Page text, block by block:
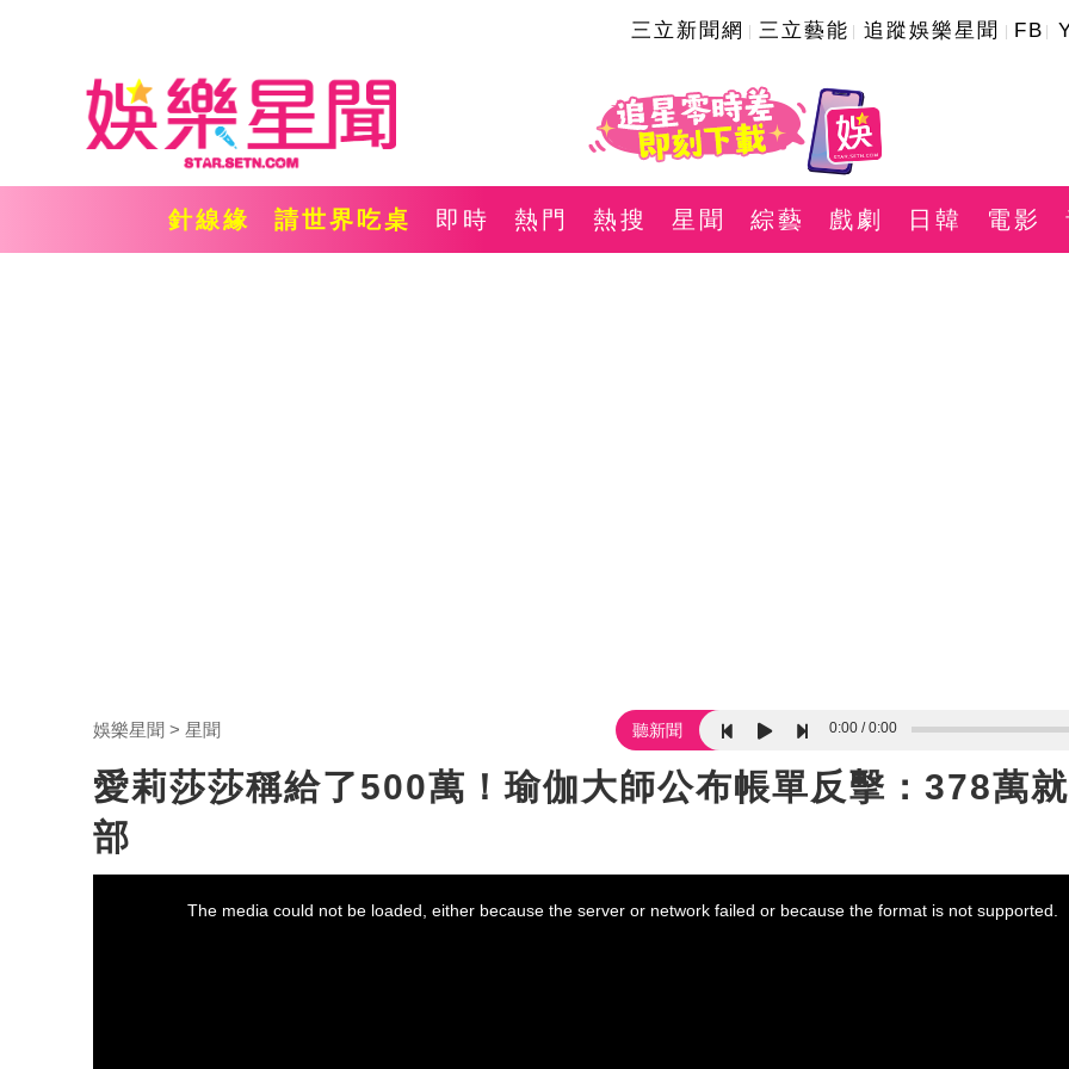
三立新聞網 三立藝能 追蹤娛樂星聞 FB
針線緣 請世界吃桌 即時 熱門 熱搜 星聞 綜藝 戲劇 日韓 電影
娛樂星聞 星聞 聽新聞 0:00 0:00
愛莉莎莎稱給了500萬！瑜伽大師公布帳單反擊：378萬
部
The media could not be loaded, either because the server or network failed or because the format is not supported.